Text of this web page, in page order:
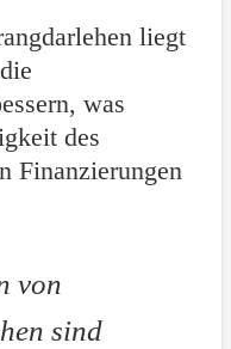
liegt
was
des
Finanzierungen
von
sind